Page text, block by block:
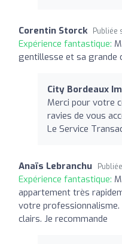
Corentin Storck Publiée
Expérience fantastique:
gentillesse et sa grande
City Bordeaux
Merci pour votre
ravies de vous
Le Service
Anaïs Lebranchu
Expérience fantastique:
appartement très
votre
clairs. Je recommande